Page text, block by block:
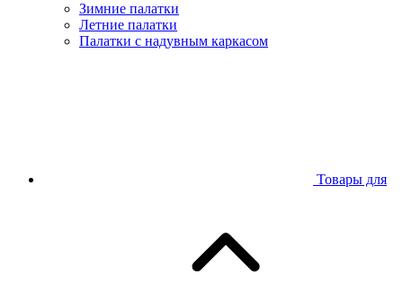
Зимние палатки
Летние палатки
Палатки с надувным каркасом
Товары для